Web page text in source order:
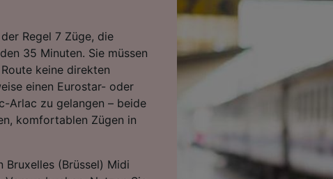
Regel 7 Züge, die
35 Minuten. Sie müssen
keine direkten
einen Eurostar- oder
Arlac zu gelangen – beide
komfortablen Zügen in
(Brüssel) Midi